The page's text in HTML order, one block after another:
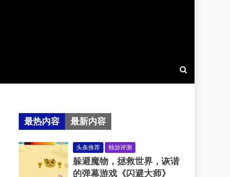
最热内容 最新内容
头条推荐 独游评测
躲避魔物，拯救世界，诙谐
的弹幕游戏《闪避大师》